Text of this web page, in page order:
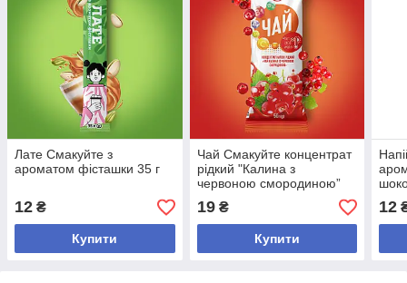
Лате Смакуйте з
ароматом фісташки 35 г
12 ₴
Купити
Чай Смакуйте концентрат
рідкий "Калина з
червоною смородиною”
50 г
19₴
Купити
12